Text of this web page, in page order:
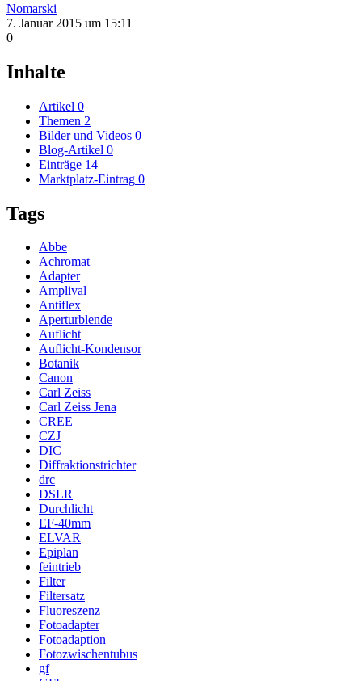
Nomarski
7. Januar 2015 um 15:11
0
Inhalte
Artikel 0
Themen 2
Bilder und Videos 0
Blog-Artikel 0
Einträge 14
Marktplatz-Eintrag 0
Tags
Abbe
Achromat
Adapter
Amplival
Antiflex
Aperturblende
Auflicht
Auflicht-Kondensor
Botanik
Canon
Carl Zeiss
Carl Zeiss Jena
CREE
CZJ
DIC
Diffraktionstrichter
drc
DSLR
Durchlicht
EF-40mm
ELVAR
Epiplan
feintrieb
Filter
Filtersatz
Fluoreszenz
Fotoadapter
Fotoadaption
Fotozwischentubus
gf